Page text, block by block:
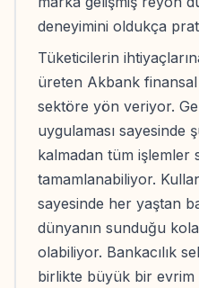
deneyimini oldukça
Tüketicilerin
üreten Akbank
sektöre yön veriyor.
uygulaması sayesinde
kalmadan tüm işlemler
tamamlanabiliyor.
sayesinde her yaştan
dünyanın sunduğu
olabiliyor. Bankacılık
birlikte büyük bir evrim